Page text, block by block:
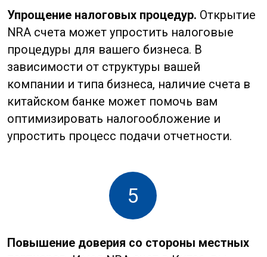
Выбор банка
В Китае множество банков
предлагают услуги для нерезидентов.
Важно выбрать тот, который
соответствует вашим бизнес-
требованиям. Некоторые
из популярных банков,
предоставляющих услуги NRA,
один из крупнейших
банков в Китае, предлагает
нерезидентов, есть требования